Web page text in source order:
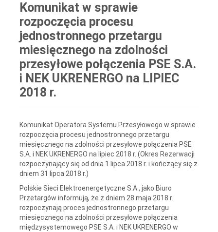
Komunikat w sprawie
rozpoczęcia procesu
jednostronnego przetargu
miesięcznego na zdolności
przesyłowe połączenia PSE S.A.
i NEK UKRENERGO na LIPIEC
2018 r.
Komunikat Operatora Systemu Przesyłowego w sprawie
rozpoczęcia procesu jednostronnego przetargu
miesięcznego na zdolności przesyłowe połączenia PSE
S.A. i NEK UKRENERGO na lipiec 2018 r. (Okres Rezerwacji
rozpoczynający się od dnia 1 lipca 2018 r. i kończący się z
dniem 31 lipca 2018 r.)
Polskie Sieci Elektroenergetyczne S.A., jako Biuro
Przetargów informują, że z dniem 28 maja 2018 r.
rozpoczynają proces jednostronnego przetargu
miesięcznego na zdolności przesyłowe połączenia
międzysystemowego PSE S.A. i NEK UKRENERGO w